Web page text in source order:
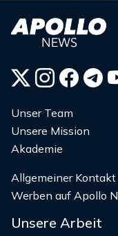
Unser Team
Unsere Mission
Akademie
Allgemeiner Kontakt
Werben auf Apollo
Unsere Arbeit